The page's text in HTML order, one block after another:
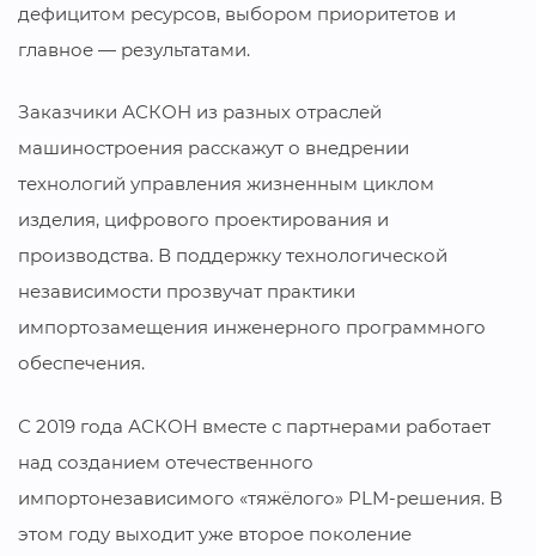
дефицитом ресурсов, выбором приоритетов и
главное — результатами.
Заказчики АСКОН из разных отраслей
машиностроения расскажут о внедрении
технологий управления жизненным циклом
изделия, цифрового проектирования и
производства. В поддержку технологической
независимости прозвучат практики
импортозамещения инженерного программного
обеспечения.
С 2019 года АСКОН вместе с партнерами работает
над созданием отечественного
импортонезависимого «тяжёлого» PLM-решения. В
этом году выходит уже второе поколение